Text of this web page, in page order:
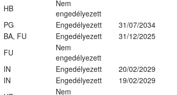
HB
Nem
engedélyezett
PG Engedélyezett
31/07/2034
BA, FU Engedélyezett
31/12/2025
FU
Nem
engedélyezett
IN Engedélyezett
20/02/2029
IN Engedélyezett
19/02/2029
Nem